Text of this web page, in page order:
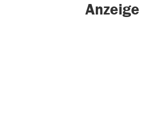
Anzeige